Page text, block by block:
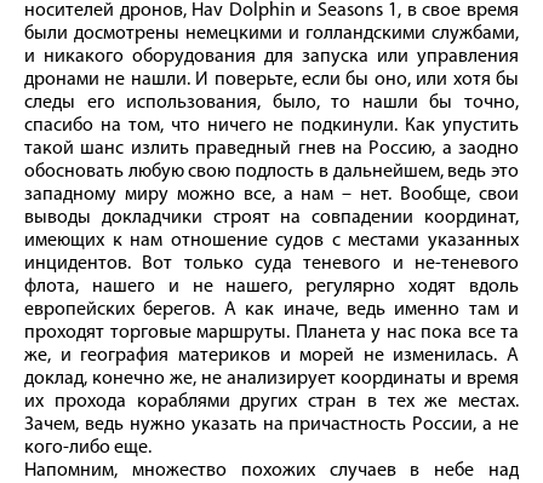
носителей дронов, Hav Dolphin и Seasons 1, в свое время
были досмотрены немецкими и голландскими службами,
и никакого оборудования для запуска или управления
дронами не нашли. И поверьте, если бы оно, или хотя бы
следы его использования, было, то нашли бы точно,
спасибо на том, что ничего не подкинули. Как упустить
такой шанс излить праведный гнев на Россию, а заодно
обосновать любую свою подлость в дальнейшем, ведь это
западному миру можно все, а нам – нет. Вообще, свои
выводы докладчики строят на совпадении координат,
имеющих к нам отношение судов с местами указанных
инцидентов. Вот только суда теневого и не-теневого
флота, нашего и не нашего, регулярно ходят вдоль
европейских берегов. А как иначе, ведь именно там и
проходят торговые маршруты. Планета у нас пока все та
же, и география материков и морей не изменилась. А
доклад, конечно же, не анализирует координаты и время
их прохода кораблями других стран в тех же местах.
Зачем, ведь нужно указать на причастность России, а не
кого-либо еще.
Напомним, множество похожих случаев в небе над